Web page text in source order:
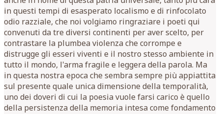
in questi tempi di esasperato localismo e di rinfocolato
odio razziale, che noi volgiamo ringraziare i poeti qui
convenuti da tre diversi continenti per aver scelto, per
contrastare la plumbea violenza che corrompe e
distrugge gli esseri viventi e il nostro stesso ambiente in
tutto il mondo, l'arma fragile e leggera della parola. Ma
in questa nostra epoca che sembra sempre più appiattita
sul presente quale unica dimensione della temporalità,
uno dei doveri di cui la poesia vuole farsi carico è quello
della persistenza della memoria intesa come fondamento